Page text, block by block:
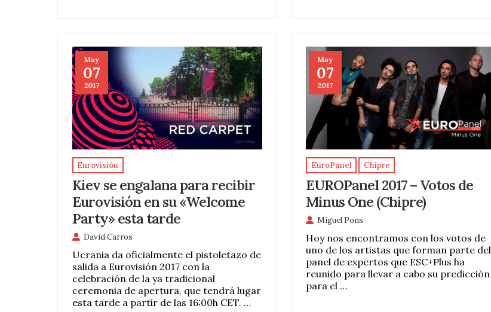
May
07
2017
Eurovisión
Kiev se engalana para recibir
Eurovisión en su «Welcome
Party» esta tarde
David Carros
Ucrania da oficialmente el pistoletazo de
salida a Eurovisión 2017 con la
celebración de la ya tradicional
ceremonia de apertura, que tendrá lugar
esta tarde a partir de las 16:00h CET. …
May
07
2017
EuroPanel Chipre
EUROPanel 2017 – Votos de
Minus One (Chipre)
Miguel Pons
Hoy nos encontramos con los votos de
uno de los artistas que forman parte del
panel de expertos que ESC+Plus ha
reunido para llevar a cabo su predicción
para el …